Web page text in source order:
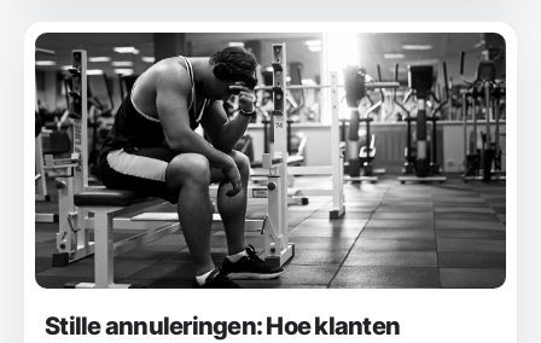
Stille annuleringen: Hoe klanten